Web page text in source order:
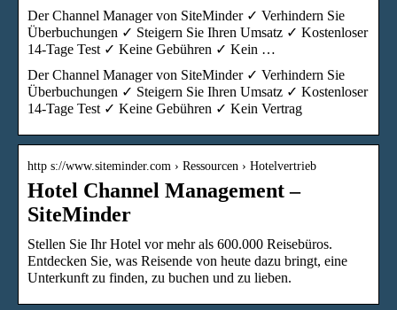
Der Channel Manager von SiteMinder ✓ Verhindern Sie
Überbuchungen ✓ Steigern Sie Ihren Umsatz ✓ Kostenloser
14-Tage Test ✓ Keine Gebühren ✓ Kein …
Der Channel Manager von SiteMinder ✓ Verhindern Sie
Überbuchungen ✓ Steigern Sie Ihren Umsatz ✓ Kostenloser
14-Tage Test ✓ Keine Gebühren ✓ Kein Vertrag
http s://www.siteminder.com › Ressourcen › Hotelvertrieb
Hotel Channel Management –
SiteMinder
Stellen Sie Ihr Hotel vor mehr als 600.000 Reisebüros.
Entdecken Sie, was Reisende von heute dazu bringt, eine
Unterkunft zu finden, zu buchen und zu lieben.